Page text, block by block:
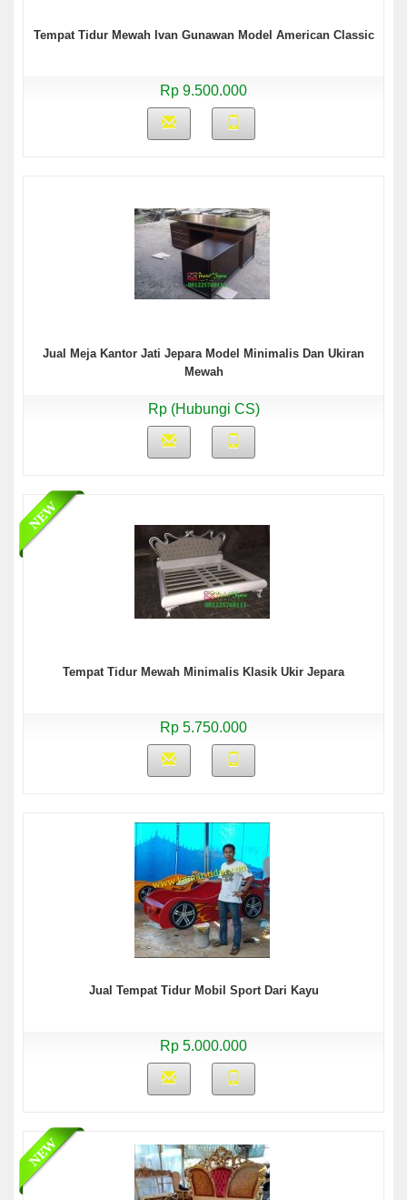
Tempat Tidur Mewah Ivan Gunawan Model American Classic
Rp 9.500.000
Jual Meja Kantor Jati Jepara Model Minimalis Dan Ukiran
Mewah
Rp (Hubungi CS)
Tempat Tidur Mewah Minimalis Klasik Ukir Jepara
Rp 5.750.000
Jual Tempat Tidur Mobil Sport Dari Kayu
Rp 5.000.000